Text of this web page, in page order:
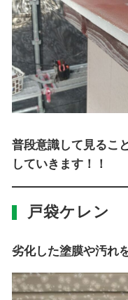
普段意識して見るこ
していきます！！
戸袋ケレン
劣化した塗膜や汚れ